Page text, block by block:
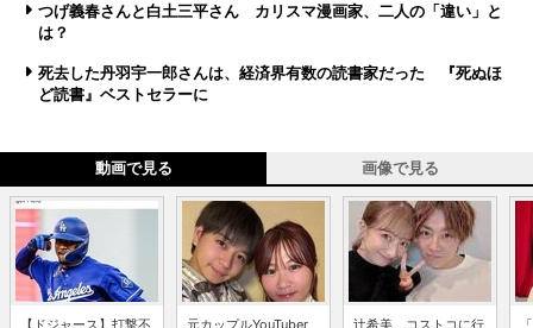
つげ義春さんと白土三平さん カリスマ漫画家、二人の「違い」と
は？
死去した丹羽宇一郎さんは、経済界有数の読書家だった 『死ぬほ
ど読書』ベストセラーに
動画で見る 画像で見る
【ドジャース】打撃不
元カップルYouTuber
辻希美、コストコに行